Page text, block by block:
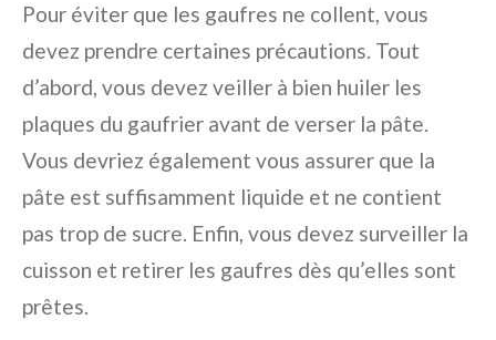
Pour éviter que les gaufres ne collent, vous
devez prendre certaines précautions. Tout
d’abord, vous devez veiller à bien huiler les
plaques du gaufrier avant de verser la pâte.
Vous devriez également vous assurer que la
pâte est suffisamment liquide et ne contient
pas trop de sucre. Enfin, vous devez surveiller la
cuisson et retirer les gaufres dès qu’elles sont
prêtes.